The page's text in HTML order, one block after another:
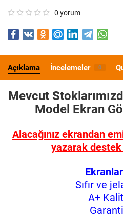
0 yorum
Açıklama İncelemeler 0
Mevcut
Model Ekran
Alacağınız ekrandan
yazarak
Sıfır ve
A+